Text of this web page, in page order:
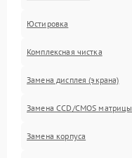
Юстировка
Комплексная чистка
Замена дисплея (экрана)
Замена CCD/CMOS матрицы
Замена корпуса